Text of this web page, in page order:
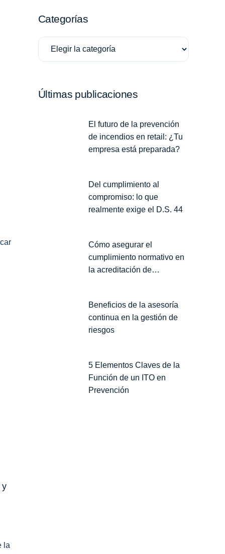
y
la
Categorías
Últimas publicaciones
El futuro de la prevención
de incendios en retail: ¿Tu
empresa está preparada?
Del cumplimiento al
compromiso: lo que
realmente exige el D.S. 44
Cómo asegurar el
cumplimiento normativo en
la acreditación de
Beneficios de la asesoría
continua en la gestión de
riesgos
5 Elementos Claves de la
Función de un ITO en
Prevención